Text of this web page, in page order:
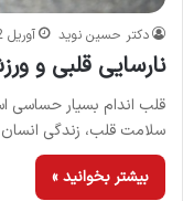
دکتر حسین نوید آوریل 12, 2014
نارسایی قلبی و
قلب اندام بسیار حساسی
سلامت قلب، زندگی انسان
بیشتر بخوانید »